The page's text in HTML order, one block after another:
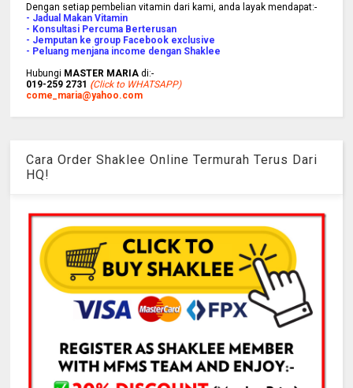
Dengan setiap pembelian vitamin dari kami, anda layak mendapat:-
- Jadual Makan Vitamin
- Konsultasi Percuma Berterusan
- Jemputan ke group Facebook exclusive
- Peluang menjana income dengan Shaklee
Hubungi MASTER MARIA di:-
019-259 2731 (Click to WHATSAPP)
come_maria@yahoo.com
Cara Order Shaklee Online Termurah Terus Dari
HQ!